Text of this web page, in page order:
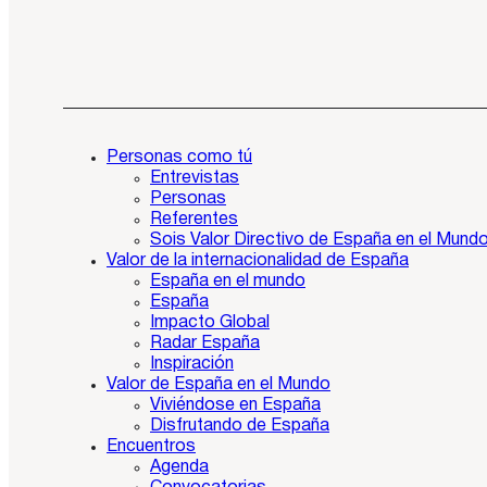
Personas como tú
Entrevistas
Personas
Referentes
Sois Valor Directivo de España en el
Valor de la internacionalidad de España
España en el mundo
España
Impacto Global
Radar España
Inspiración
Valor de España en el Mundo
Viviéndose en España
Disfrutando de España
Encuentros
Agenda